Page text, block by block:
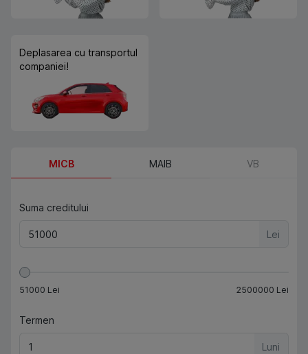
Deplasarea cu transportul
companiei!
MICB MAIB VB
Suma creditului
Lei
51000 Lei 2500000 Lei
Termen
Luni